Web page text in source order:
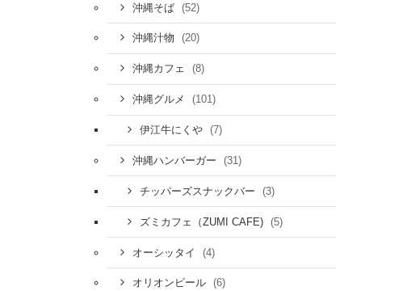
沖縄そば (52)
沖縄汁物 (20)
沖縄カフェ (8)
沖縄グルメ (101)
伊江牛にくや (7)
沖縄ハンバーガー (31)
チッパーズスナックバー (3)
ズミカフェ（ZUMI CAFE) (5)
オーシッタイ (4)
オリオンビール (6)